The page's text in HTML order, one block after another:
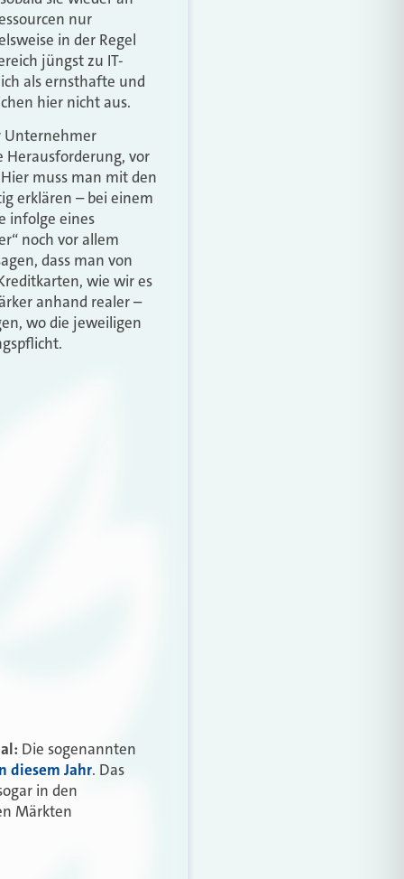
nur
in der Regel
jüngst zu IT-
als ernsthafte und
hier nicht aus.
Unternehmer
Herausforderung, vor
muss man mit den
erklären – bei einem
infolge eines
noch vor allem
dass man von
wie wir es
anhand realer –
wo die jeweiligen
Die sogenannten
diesem Jahr. Das
in den
Märkten